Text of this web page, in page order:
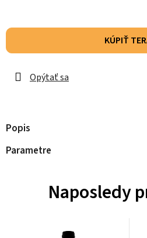
KÚPIŤ
Opýtať sa
Popis
Parametre
Naposledy